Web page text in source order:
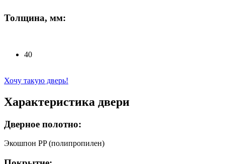
Толщина, мм:
40
Хочу такую дверь!
Характеристика двери
Дверное полотно:
Экошпон PP (полипропилен)